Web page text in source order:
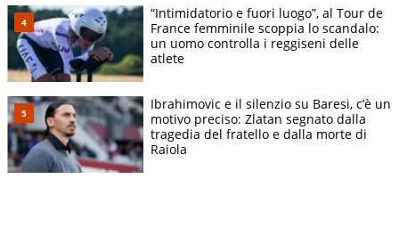
“Intimidatorio e fuori luogo”, al Tour de
France femminile scoppia lo scandalo:
un uomo controlla i reggiseni delle
atlete
Ibrahimovic e il silenzio su Baresi, c’è un
motivo preciso: Zlatan segnato dalla
tragedia del fratello e dalla morte di
Raiola